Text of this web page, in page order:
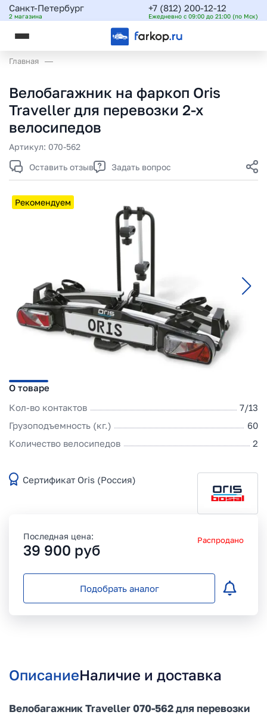
Санкт-Петербург
2 магазина
+7 (812) 200-12-12
Ежедневно с 09:00 до 21:00 (по Мск)
Главная
Велобагажник на фаркоп Oris
Traveller для перевозки 2-х
велосипедов
Артикул: 070-562
Оставить отзыв
Задать вопрос
Рекомендуем
О товаре
Кол-во контактов
7/13
Грузоподъемность (кг.)
60
Количество велосипедов
2
Сертификат Oris (Россия)
Последная цена:
39 900 руб
Распродано
Подобрать аналог
ОписаниеНаличие и доставка
Велобагажник Traveller 070-562для перевозки